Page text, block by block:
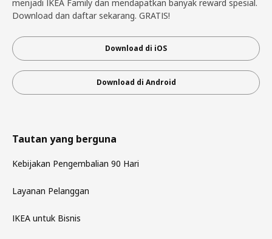
menjadi IKEA Family dan mendapatkan banyak reward spesial.
Download dan daftar sekarang. GRATIS!
Download di iOS
Download di Android
Tautan yang berguna
Kebijakan Pengembalian 90 Hari
Layanan Pelanggan
IKEA untuk Bisnis